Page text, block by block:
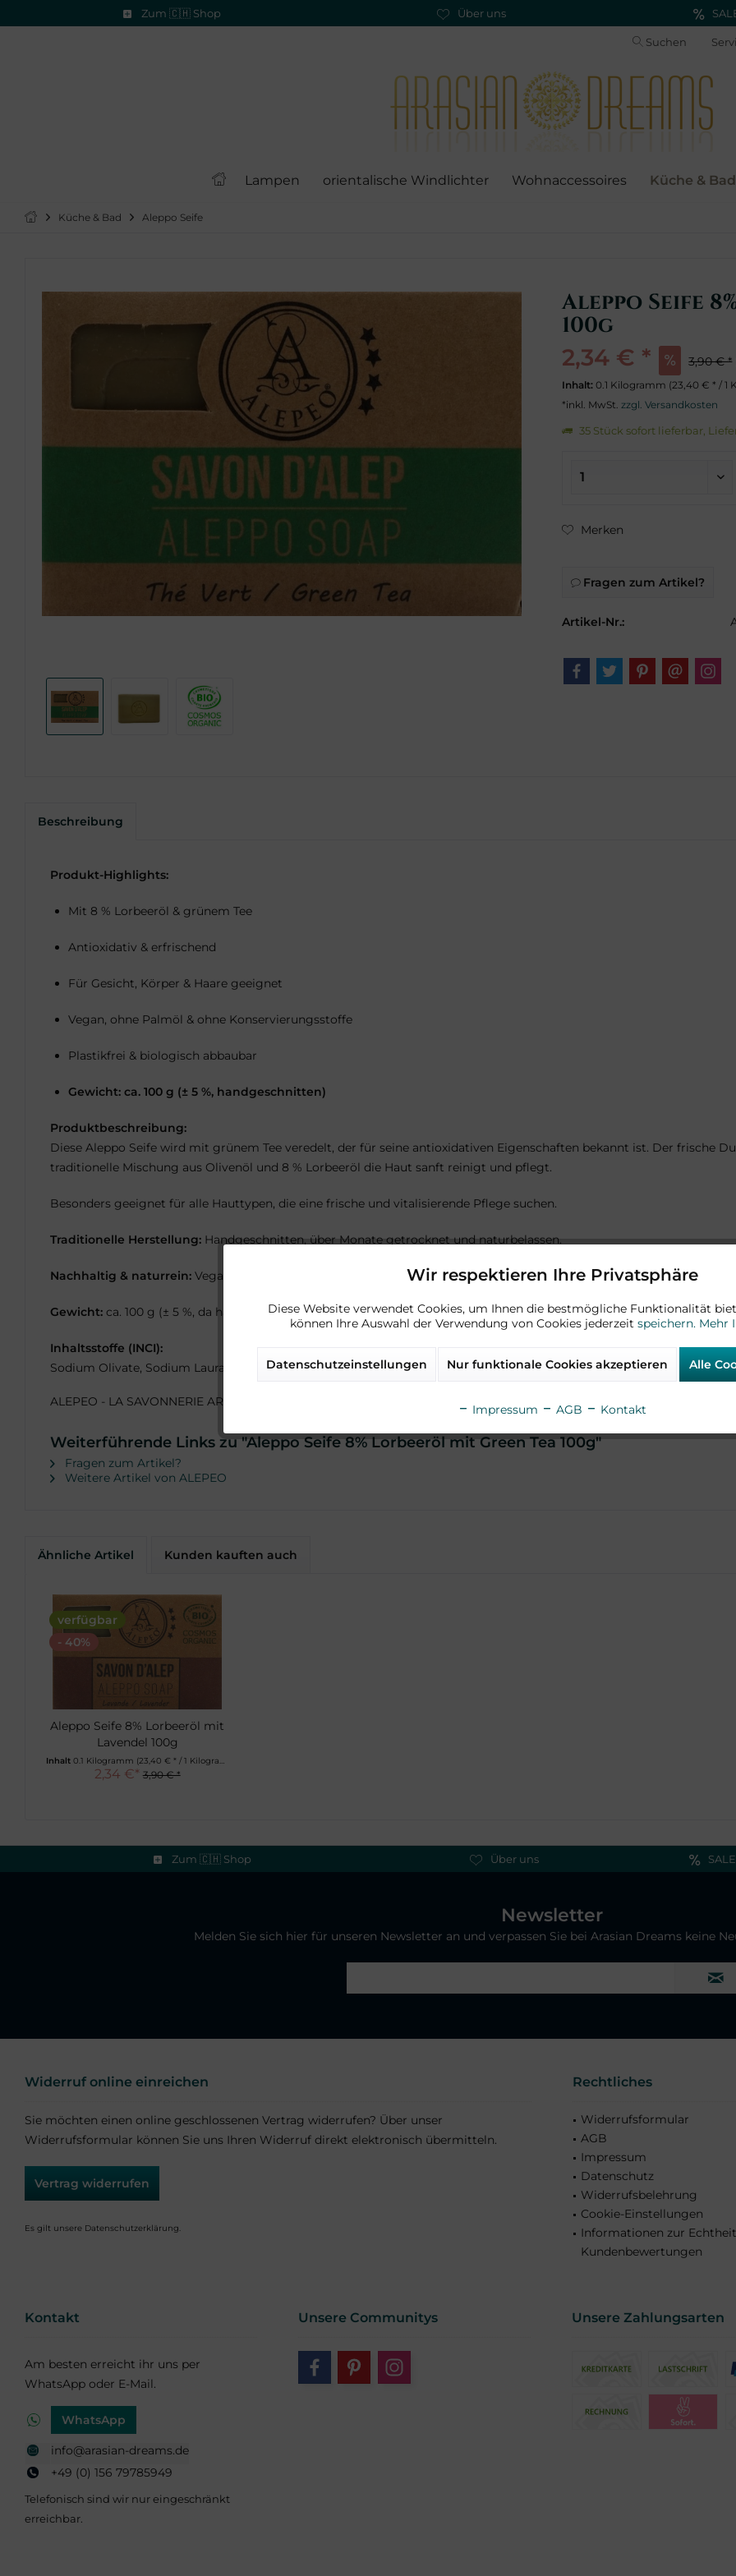
Zum 🇨🇭 Shop Über uns
Suchen
Lampen orientalische Windlichter Wohnaccessoires Küche & Bad
Küche & Bad Aleppo Seife
Aleppo Seife
100g
2,34 € * 3,90 € *
Inhalt:0.1 Kilogramm (23,40 € * / 1
*inkl. MwSt.zzgl. Versandkosten
35 Stück sofort lieferbar,
Merken
Fragen zum Artikel?
Artikel-Nr.:
Beschreibung
Produkt-Highlights:
Mit 8 % Lorbeeröl & grünem Tee
Antioxidativ & erfrischend
Für Gesicht, Körper & Haare geeignet
Vegan, ohne Palmöl & ohne Konservierungsstoffe
Plastikfrei & biologisch abbaubar
Gewicht: ca. 100 g (± 5 %, handgeschnitten)
Produktbeschreibung:
Diese Aleppo Seife wird mit grünem Tee veredelt, der für seine antioxidativen Eigenschaften bekannt ist. Der frische
traditionelle Mischung aus Olivenöl und 8 % Lorbeeröl die Haut sanft reinigt und pflegt.
Besonders geeignet für alle Hauttypen, die eine frische und vitalisierende Pflege suchen.
Traditionelle Herstellung: Handgeschnitten, über Monate getrocknet und naturbelassen.
Nachhaltig & naturrein: Vegan, palmölfrei, plastikfrei und ohne synthetische Zusätze.
Gewicht: ca. 100 g (± 5 %, da handgeschnitten)
Inhaltsstoffe (INCI):
Sodium Olivate, Sodium Laurate, Aqua (Water), Sodium Hydroxide, Camellia Sinensis (Green Tea) Leaf Extract
ALEPEO - LA SAVONNERIE ARTISANALE D'ALEP, Frankreich / Riad Basmaji,
Weiterführende Links zu "Aleppo Seife 8% Lorbeeröl mit Green Tea 100g"
Fragen zum Artikel?
Weitere Artikel von ALEPEO
Ähnliche Artikel Kunden kauften auch
verfügbar
- 40%
Aleppo Seife 8% Lorbeeröl mit
Lavendel 100g
Inhalt 0.1 Kilogramm (23,40 € * / 1 Kilogramm)
2,34 €* 3,90 € *
Zum 🇨🇭 Shop Über uns SALE
Newsletter
Melden Sie sich hier für unseren Newsletter an und verpassen Sie bei Arasian Dreams keine
Widerruf online einreichen
Sie möchten einen online geschlossenen Vertrag widerrufen? Über unser
Widerrufsformular können Sie uns Ihren Widerruf direkt elektronisch übermitteln.
Vertrag widerrufen
Es gilt unsere Datenschutzerklärung.
Rechtliches
Widerrufsformular
AGB
Impressum
Datenschutz
Widerrufsbelehrung
Cookie-Einstellungen
Informationen zur
Kundenbewertungen
Kontakt
Am besten erreicht ihr uns per
WhatsApp oder E-Mail.
WhatsApp
info@arasian-dreams.de
+49 (0) 156 79785949
Telefonisch sind wir nur eingeschränkt
erreichbar.
Unsere Communitys Unsere Zahlungsarten
Marketing
Wir respektieren Ihre Privatsphäre
Diese Website verwendet Cookies, um Ihnen die bestmögliche Funktionalität
können Ihre Auswahl der Verwendung von Cookies jederzeit speichern. Mehr
Datenschutzeinstellungen Nur funktionale Cookies akzeptieren Alle
Impressum AGB Kontakt